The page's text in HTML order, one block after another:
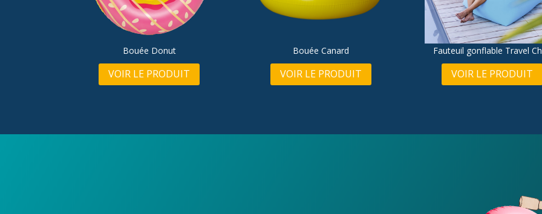
Bouée Donut
VOIR LE PRODUIT
Bouée Canard
VOIR LE PRODUIT
Fauteuil gonflable Travel
VOIR LE PRODUIT